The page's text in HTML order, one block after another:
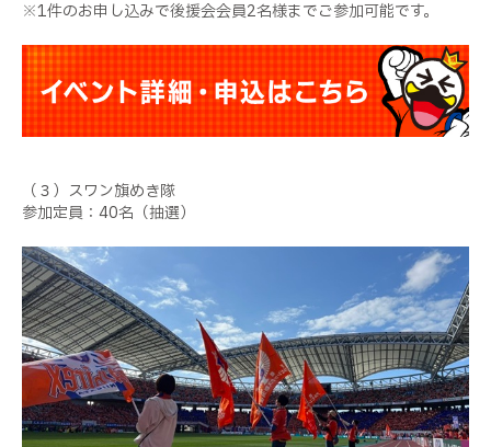
※1件のお申し込みで後援会会員2名様までご参加可能です。
（３）スワン旗めき隊
参加定員：40名（抽選）